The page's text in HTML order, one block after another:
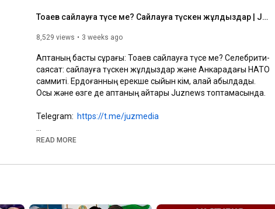
Тоқаев сайлауға түсе ме? Сайлауға түскен жұлдыздар | Juznews | Апта қорытындысы
8,529 views 3 weeks ago
Аптаның басты сұрағы: Тоқаев сайлауға түсе ме? Селебрити-
саясат: сайлауға түскен жұлдыздар және Анкарадағы НАТО
саммиті. Ердоғанның ерекше сыйын кім, қалай қабылдады.
Осы және өзге де аптаның айтары Juznews топтамасында.
Telegram: https://t.me/juzmedia
#juzmedia
READ MORE